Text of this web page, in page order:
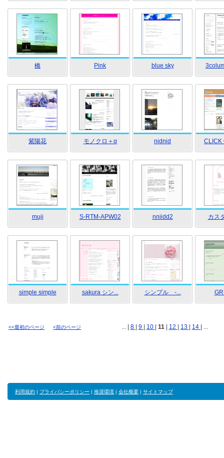
橋 Pink blue sky
紫陽花 モノクロ＋α nidnid CLICK
muji S-RTM-APW02 nniidd2 カス
simple simple sakura シン... シンプル -...
<<最初のページ <前のページ ... | 8 9 10 11 12 13 14 | ...
利用規約 | プライバシーポリシー | 推奨環境 | 会社概要 | サイトマップ